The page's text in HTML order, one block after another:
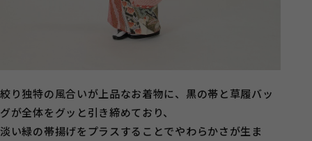
絞り独特の風合いが上品なお着物に、黒の帯と草履バッ
グが全体をグッと引き締めており、
淡い緑の帯揚げをプラスすることでやわらかさが生ま